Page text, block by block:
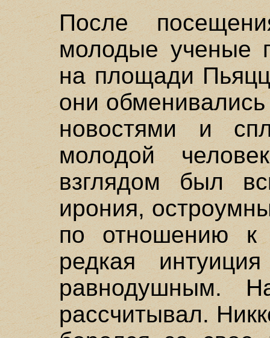
После
молодые ученые
на площади
они
новостями и
молодой
взглядом был
ирония,
по отношению к
редкая
равнодушным.
рассчитывал.